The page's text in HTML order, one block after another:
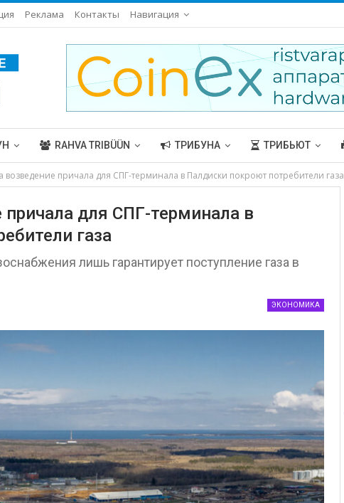
Реклама Контакты Навигация
RAHVA TRIBÜÜN ТРИБУНА ТРИБЬЮТ
возведение причала для СПГ-терминала в Палдиски покроют потребители газа
для СПГ-терминала в
газа
лишь гарантирует поступление газа в
ЭКОНОМИКА